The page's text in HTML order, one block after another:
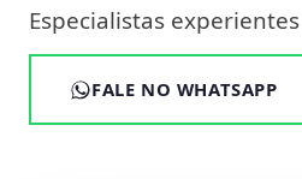
Especialistas
FALE NO WHATSAPP